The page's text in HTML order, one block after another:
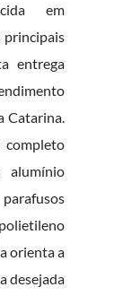
em
principais
entrega
Catarina.
completo
alumínio
orienta a
desejada